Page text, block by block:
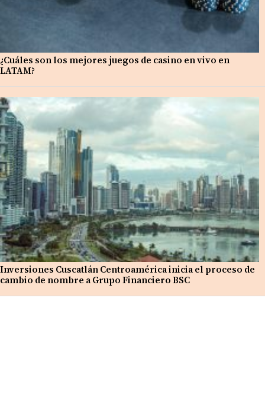
¿Cuáles son los mejores juegos de casino en vivo en
LATAM?
Inversiones Cuscatlán Centroamérica inicia el proceso de
cambio de nombre a Grupo Financiero BSC